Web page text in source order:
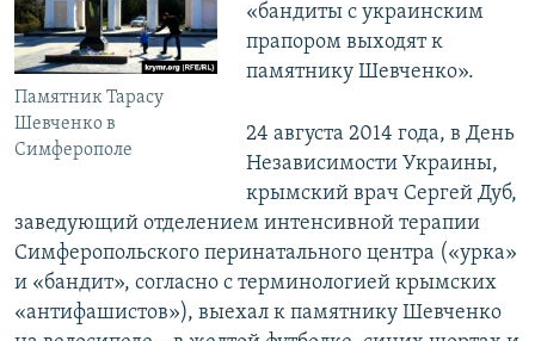
Памятник Тарасу
Шевченко в
Симферополе
«бандиты с украинским
прапором выходят к
памятнику Шевченко».
24 августа 2014 года, в День
Независимости Украины,
крымский врач Сергей Дуб,
заведующий отделением интенсивной терапии
Симферопольского перинатального центра («урка»
и «бандит», согласно с терминологией крымских
«антифашистов»), выехал к памятнику Шевченко